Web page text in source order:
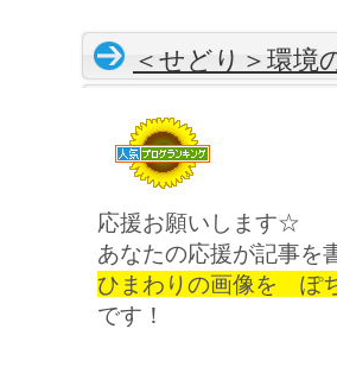
＜せどり＞環境
応援お願いします☆
あなたの応援が記事を
ひまわりの画像を ぽ
です！